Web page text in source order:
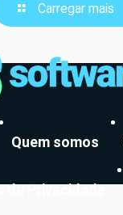
Carregar mais
Quem somos
de Privacidade